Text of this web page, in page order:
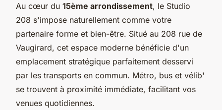
Au cœur du 15ème arrondissement, le Studio
208 s'impose naturellement comme votre
partenaire forme et bien-être. Situé au 208 rue de
Vaugirard, cet espace moderne bénéficie d'un
emplacement stratégique parfaitement desservi
par les transports en commun. Métro, bus et vélib'
se trouvent à proximité immédiate, facilitant vos
venues quotidiennes.